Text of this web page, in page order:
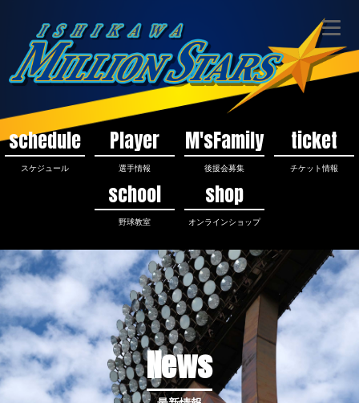
schedule
スケジュール
Player
選手情報
M'sFamily
後援会募集
ticket
チケット情報
school
野球教室
shop
オンラインショップ
News